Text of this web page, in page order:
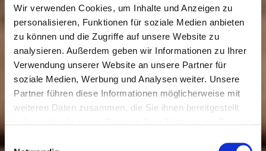
Wir verwenden Cookies, um Inhalte und Anzeigen zu
personalisieren, Funktionen für soziale Medien anbieten
zu können und die Zugriffe auf unsere Website zu
analysieren. Außerdem geben wir Informationen zu Ihrer
Verwendung unserer Website an unsere Partner für
soziale Medien, Werbung und Analysen weiter. Unsere
Partner führen diese Informationen möglicherweise mit
weiteren Daten zusammen, die Sie ihnen bereitgestellt